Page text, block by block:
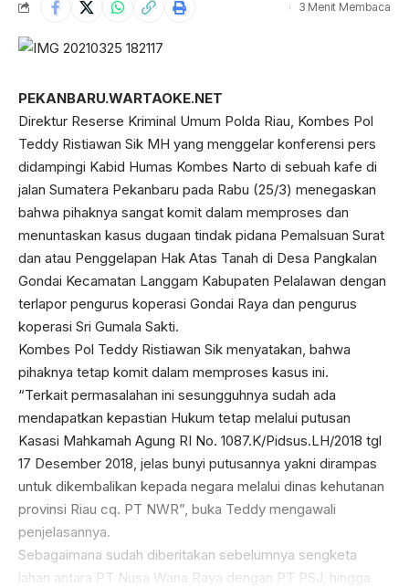
3 Menit Membaca
PEKANBARU.WARTAOKE.NET
Direktur Reserse Kriminal Umum Polda Riau, Kombes Pol
Teddy Ristiawan Sik MH yang menggelar konferensi pers
didampingi Kabid Humas Kombes Narto di sebuah kafe di
jalan Sumatera Pekanbaru pada Rabu (25/3) menegaskan
bahwa pihaknya sangat komit dalam memproses dan
menuntaskan kasus dugaan tindak pidana Pemalsuan Surat
dan atau Penggelapan Hak Atas Tanah di Desa Pangkalan
Gondai Kecamatan Langgam Kabupaten Pelalawan dengan
terlapor pengurus koperasi Gondai Raya dan pengurus
koperasi Sri Gumala Sakti.
Kombes Pol Teddy Ristiawan Sik menyatakan, bahwa
pihaknya tetap komit dalam memproses kasus ini.
“Terkait permasalahan ini sesungguhnya sudah ada
mendapatkan kepastian Hukum tetap melalui putusan
Kasasi Mahkamah Agung RI No. 1087.K/Pidsus.LH/2018 tgl
17 Desember 2018, jelas bunyi putusannya yakni dirampas
untuk dikembalikan kepada negara melalui dinas kehutanan
provinsi Riau cq. PT NWR”, buka Teddy mengawali
penjelasannya.
Sebagaimana sudah diberitakan sebelumnya sengketa
lahan antara PT Nusa Wana Raya dengan PT PSJ, hingga